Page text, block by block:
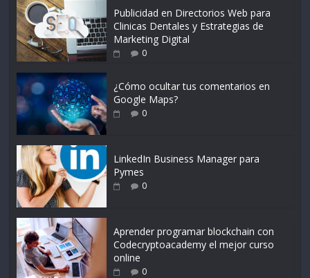
Publicidad en Directorios Web para
Clinicas Dentales y Estrategias de
Marketing Digital
0
¿Cómo ocultar tus comentarios en
Google Maps?
0
LinkedIn Business Manager para
Pymes
0
Aprender programar blockchain con
Codecryptoacademy el mejor curso
online
0